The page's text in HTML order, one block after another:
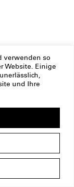
verwenden so
Website. Einige
und Ihre